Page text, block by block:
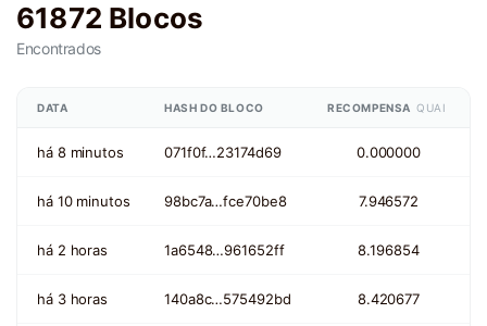
61872 Blocos
Encontrados
DATA HASH DO BLOCO RECOMPENSA QUAI
há 8 minutos 071f0f…23174d69 0.000000
há 10 minutos 98bc7a…fce70be8 7.946572
há 2 horas 1a6548…961652ff 8.196854
há 3 horas 140a8c…575492bd 8.420677